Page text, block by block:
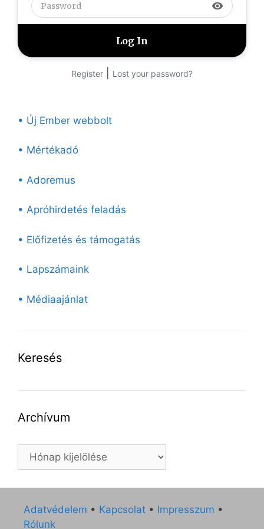
visibility
Register Lost your password?
• Új Ember webbolt
• Mértékadó
• Adoremus
• Apróhirdetés feladás
• Előfizetés és támogatás
• Lapszámaink
• Médiaajánlat
Keresés
Archívum
Archívum
Adatvédelem • Kapcsolat • Impresszum •
Rólunk